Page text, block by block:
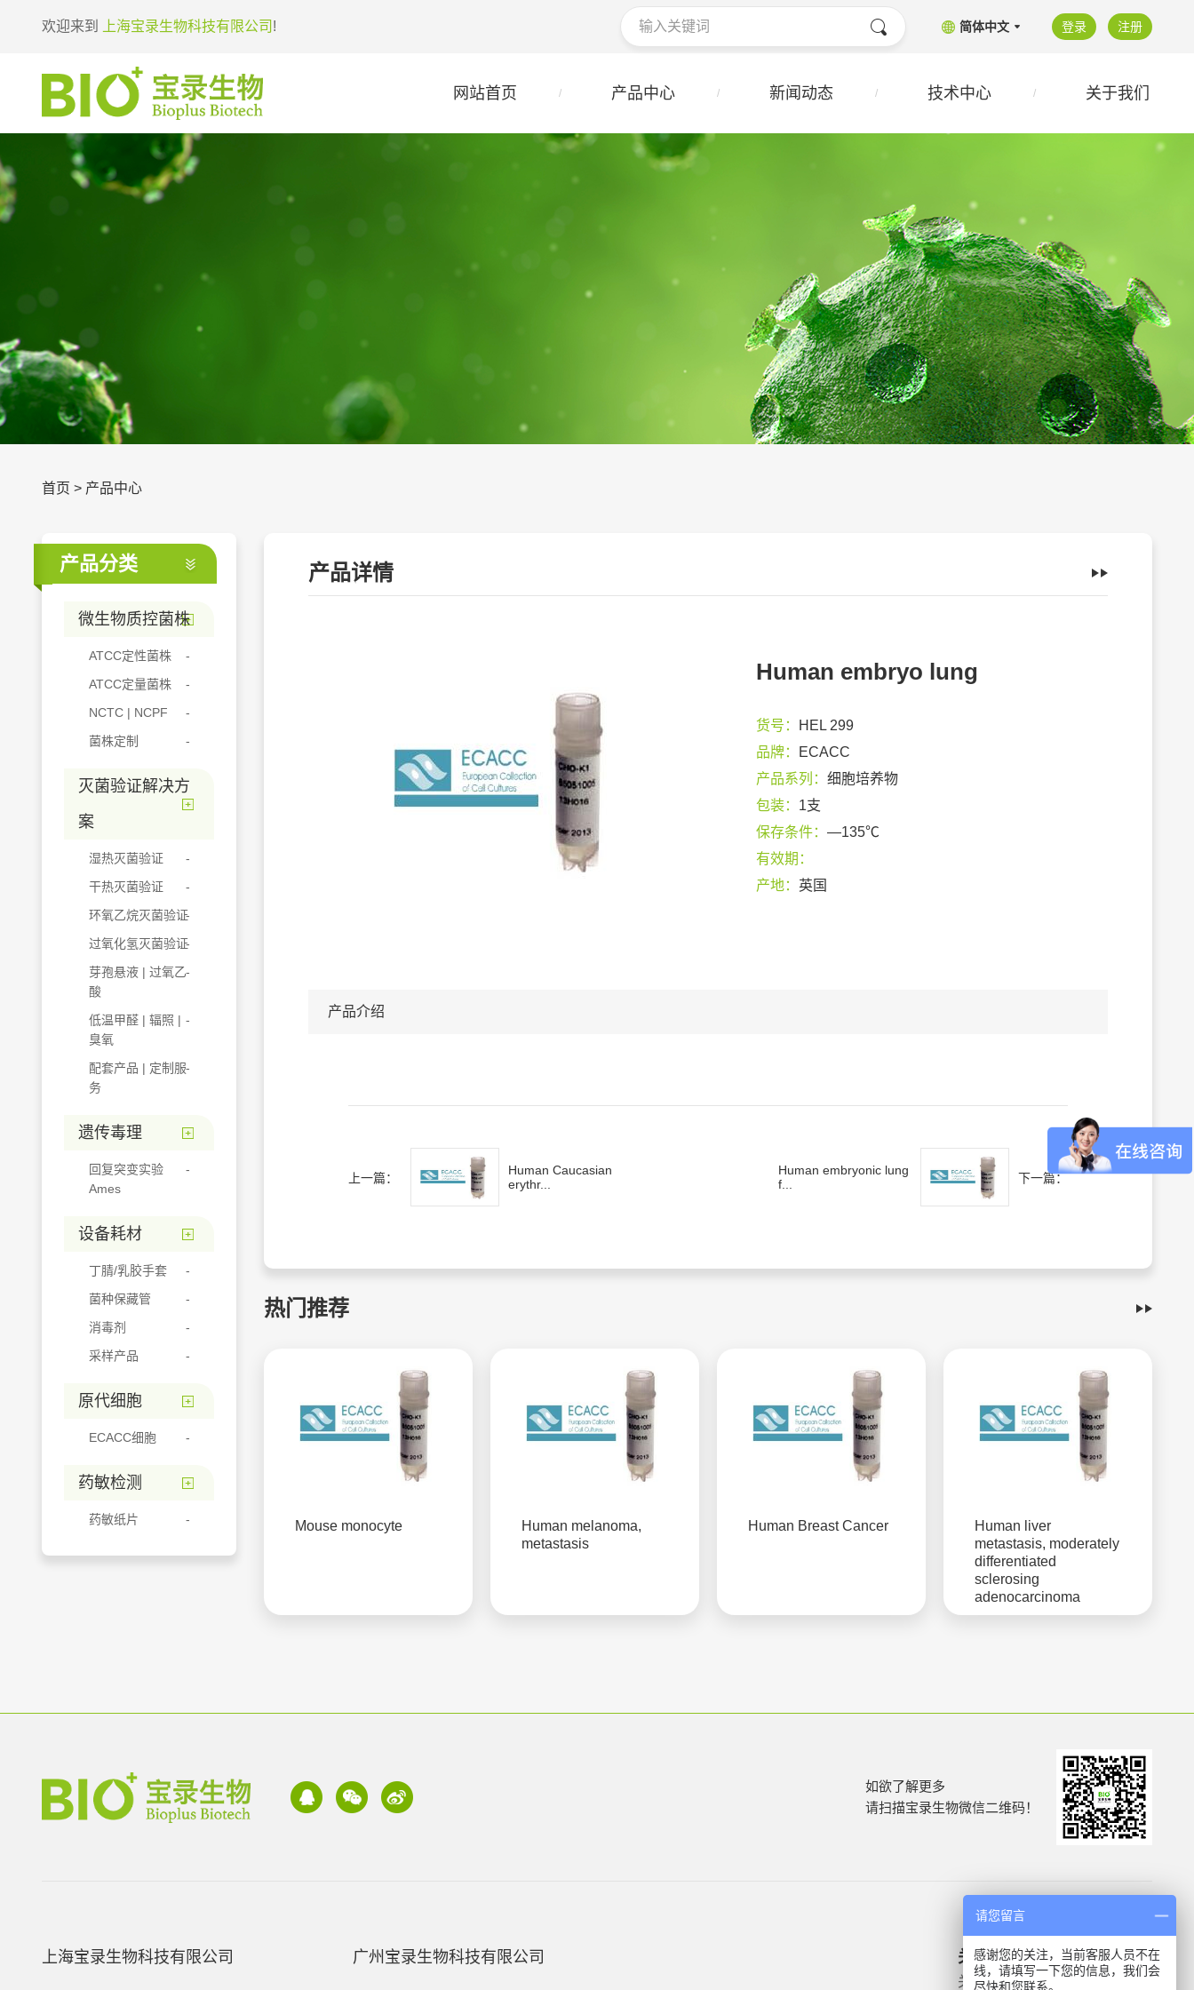
欢迎来到 上海宝录生物科技有限公司 ! 简体中文 登录 注册
网站首页 产品中心 新闻动态 技术中心 关于我们
首页 > 产品中心
产品分类
微生物质控菌株
ATCC定性菌株
ATCC定量菌株
NCTC | NCPF
菌株定制
灭菌验证解决方
案
湿热灭菌验证
干热灭菌验证
环氧乙烷灭菌验证
过氧化氢灭菌验证
芽孢悬液 | 过氧乙
酸
低温甲醛 | 辐照 |
臭氧
配套产品 | 定制服
务
遗传毒理
回复突变实验
Ames
设备耗材
丁腈/乳胶手套
菌种保藏管
消毒剂
采样产品
原代细胞
ECACC细胞
药敏检测
药敏纸片
产品详情
Human embryo lung
货号：
HEL 299
品牌：
ECACC
产品系列： 细胞培养物
包装： 1支
保存条件： —135℃
有效期：
产地： 英国
产品介绍
上一篇：
Human Caucasian
erythr...
Human embryonic lung
f...
下一篇：
热门推荐
Mouse monocyte
Human melanoma,
metastasis
Human Breast Cancer
Human liver
metastasis, moderately
differentiated
sclerosing
adenocarcinoma
如欲了解更多
请扫描宝录生物微信二维码！
上海宝录生物科技有限公司 广州宝录生物科技有限公司 关于我们
关于我们
产品信息
微生物质控菌株
请您留言
感谢您的关注，当前客服人员不在
线，请填写一下您的信息，我们会
尽快和您联系。